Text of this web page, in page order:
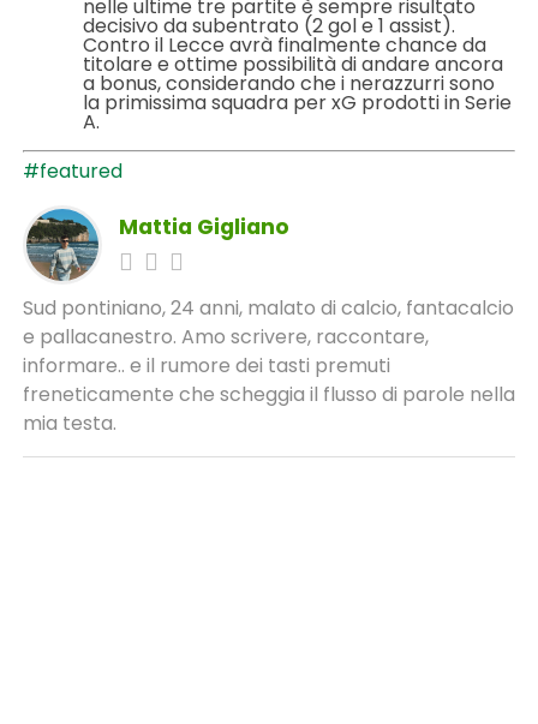
nelle ultime tre partite è sempre risultato
decisivo da subentrato (2 gol e 1 assist).
Contro il Lecce avrà finalmente chance da
titolare e ottime possibilità di andare ancora
a bonus, considerando che i nerazzurri sono
la primissima squadra per xG prodotti in Serie
A.
#featured
Mattia Gigliano
Sud pontiniano, 24 anni, malato di calcio, fantacalcio
e pallacanestro. Amo scrivere, raccontare,
informare.. e il rumore dei tasti premuti
freneticamente che scheggia il flusso di parole nella
mia testa.